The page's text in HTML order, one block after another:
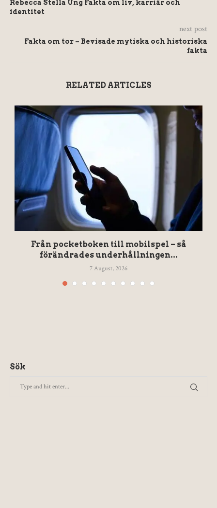
Rebecca Stella Ung Fakta om liv, karriär och
identitet
next post
Fakta om tor – Bevisade mytiska och historiska
fakta
RELATED ARTICLES
Från pocketboken till mobilspel – så
förändrades underhållningen...
7 August, 2026
Sök